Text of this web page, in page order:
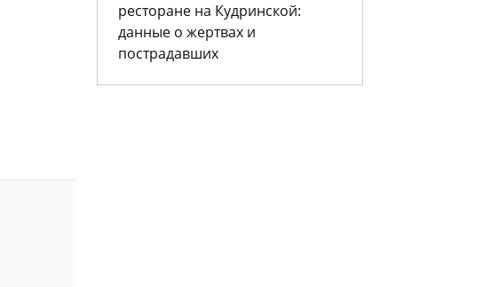
ресторане на Кудринской:
данные о жертвах и
пострадавших